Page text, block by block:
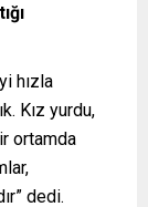
hızla
Kız yurdu,
ortamda
dedi.